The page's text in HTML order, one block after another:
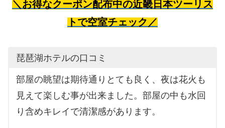
＼お得なクーポン配布中の近畿日本ツーリス
トで空室チェック／
琵琶湖ホテルの口コミ
部屋の眺望は期待通りとても良く、夜は花火も
見えて楽しむ事が出来ました。部屋の中も水回
り含めキレイで清潔感があります。